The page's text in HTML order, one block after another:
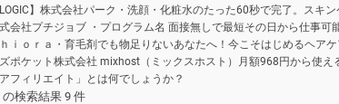
LOGIC】株式会社パーク・洗顔・化粧水のたった60秒で完了。スキ
会社プチジョブ ・プログラム名 面接無しで最短その日から仕事可
ｉｏｒａ・育毛剤でも物足りないあなたへ！今こそはじめるヘアケ
ポケット株式会社 mixhost（ミックスホスト）月額968円から使え
アフィリエイト」とは何でしょうか？
の検索結果 9 件